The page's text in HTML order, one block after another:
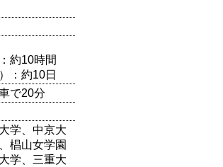
約10時間
：約10日
で20分
学、中京大
椙山女学園
学、三重大